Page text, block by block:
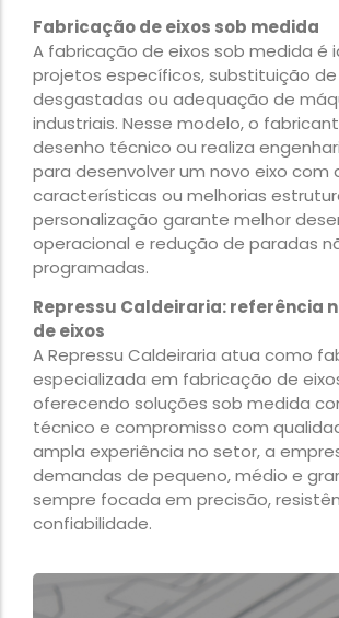
Fabricação de eixos sob medida
A fabricação de eixos sob medida é
projetos específicos, substituição
desgastadas ou adequação de
industriais. Nesse modelo, o
desenho técnico ou realiza
para desenvolver um novo eixo com
características ou melhorias
personalização garante melhor
operacional e redução de paradas
programadas.
Repressu Caldeiraria: referência
de eixos
A Repressu Caldeiraria atua como
especializada em fabricação de
oferecendo soluções sob medida
técnico e compromisso com
ampla experiência no setor, a
demandas de pequeno, médio e
sempre focada em precisão,
confiabilidade.